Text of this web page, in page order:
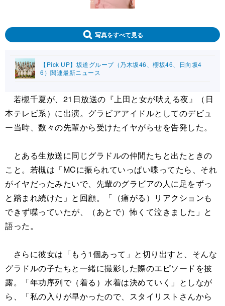
写真をすべて見る
【Pick UP】坂道グループ（乃木坂46、櫻坂46、日向坂4
6）関連最新ニュース
若槻千夏が、21日放送の『上田と女が吠える夜』（日
本テレビ系）に出演。グラビアアイドルとしてのデビュ
ー当時、数々の先輩から受けたイヤがらせを告発した。
とある生放送に同じグラドルの仲間たちと出たときの
こと。若槻は「MCに振られていっぱい喋ってたら、それ
がイヤだったみたいで、先輩のグラビアの人に足をずっ
と踏まれ続けた」と回顧。「（痛がる）リアクションも
できず喋っていたが、（あとで）怖くて泣きました」と
語った。
さらに彼女は「もう1個あって」と切り出すと、そんな
グラドルの子たちと一緒に撮影した際のエピソードを披
露。「年功序列で（着る）水着は決めていく」としなが
ら、「私の入りが早かったので、スタイリストさんから